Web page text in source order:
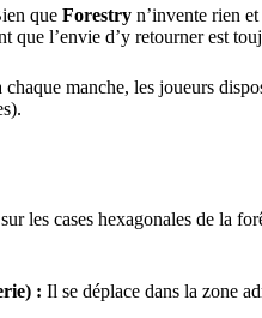
que Forestry n’invente rien
que l’envie d’y retourner est
manche, les joueurs
les cases hexagonales de la
: Il se déplace dans la zone